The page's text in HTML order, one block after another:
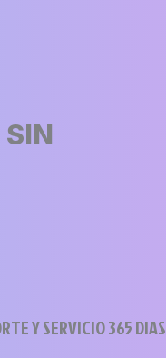
Y SERVICIO 365 DIAS